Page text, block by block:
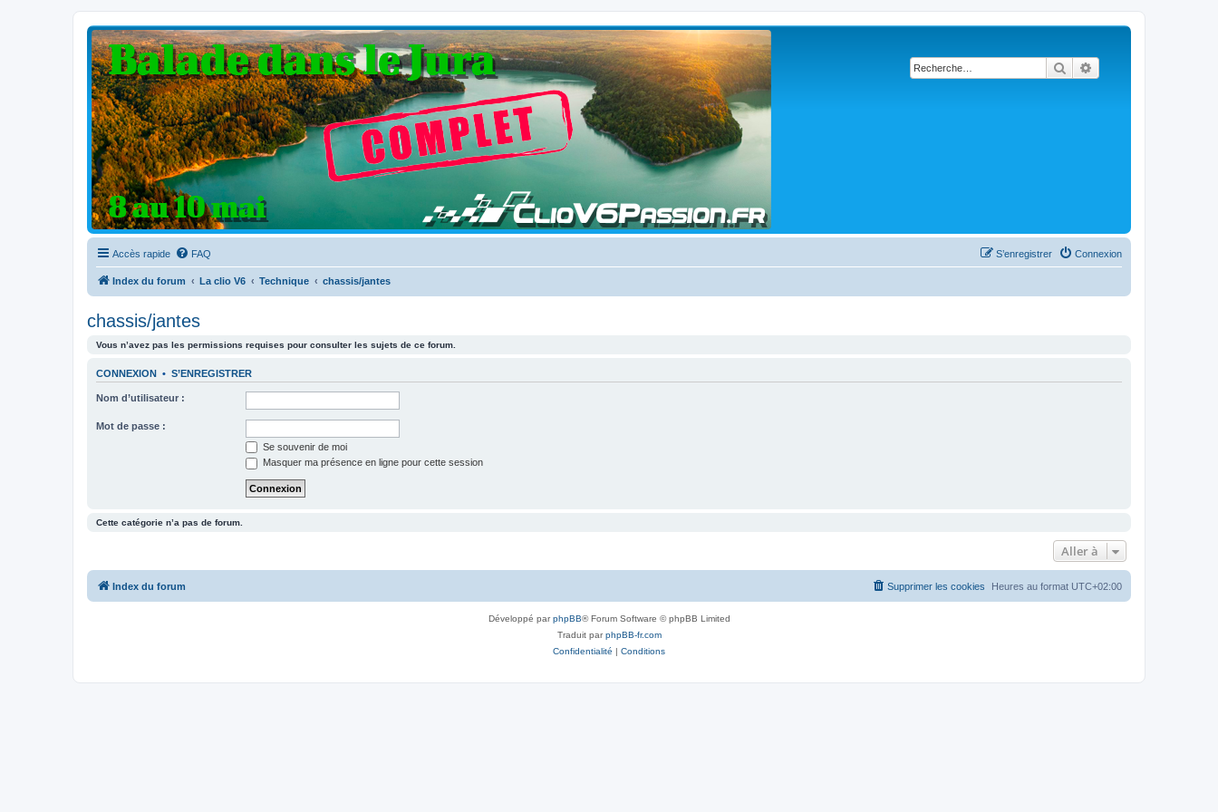
Rechercher
Clio V6 Passion
Le site français des passionnés de Clio V6
Accès rapide FAQ Connexion
S’enregistrer
Index du forum La clio V6 Technique chassis/jantes
chassis/jantes
Vous n’avez pas les permissions requises pour consulter les sujets de ce forum.
CONNEXION • S’ENREGISTRER
Nom d’utilisateur :
Mot de passe :
Se souvenir de moi
Masquer ma présence en ligne pour cette session
Cette catégorie n’a pas de forum.
Aller à
Index du forum Heures au format UTC+02:00
Supprimer les cookies
Développé parphpBB® Forum Software © phpBB Limited
Traduit parphpBB-fr.com
Confidentialité | Conditions